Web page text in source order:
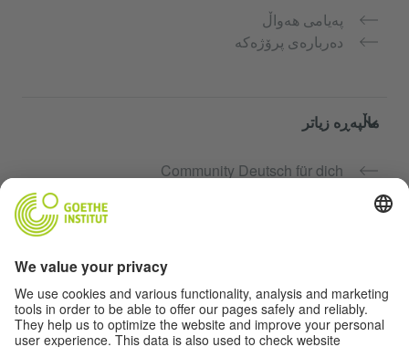
پەیامی هەواڵ
دەربارەی پرۆژەکە
ماڵپەڕە زیاتر
Community Deutsch für dich
تایبەتمەندی و دەستگەیشتن بە ئاسان